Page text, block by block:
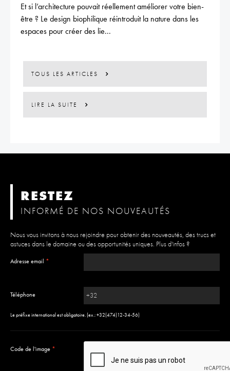
Et si l’architecture pouvait réellement améliorer votre bien-
être ? Le design biophilique réintroduit la nature dans les
espaces pour créer des lie...
TOUS LES ARTICLES
LIRE LA SUITE
RESTEZ
INFORMÉ DE NOS NOUVEAUTÉS
Nous vous invitons à nous rejoindre pour obtenir des nouveautés, des trucs et
astuces dans le domaine ou des opportunités uniques. Plus d'infos ?
Adresse email *
Téléphone
Le préfixe international est obligatoire. (ex.: +32(474)12-34-56)
Code de l'image *